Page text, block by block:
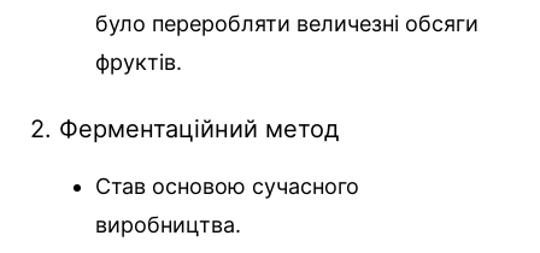
було переробляти величезні обсяги
фруктів.
2. Ферментаційний метод
Став основою сучасного
виробництва.